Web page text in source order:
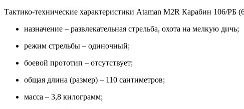
Тактико-технические характеристики Ataman M2R Карабин 106/РБ
назначение – развлекательная стрельба, охота на мелкую дичь;
режим стрельбы – одиночный;
боевой прототип – отсутствует;
общая длина (размер) – 110 сантиметров;
масса – 3,8 килограмм;